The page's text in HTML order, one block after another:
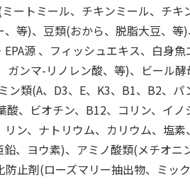
師開発 ニオイ
る砂専用 猫ト
デオトイレ 飛び散
らない消臭・抗菌サ
無
ム
ートミール、チキンミール、チキ
、等)、豆類(おから、脱脂大豆、等
EPA源 、フィッシュエキス、白身
ガンマ-リノレン酸、等)、ビール
ン類(A、D3、E、K3、B1、B2、パ
酸、ビオチン、B12、コリン、イ
リン、ナトリウム、カリウム、塩
鉛、ヨウ素)、アミノ酸類(メチオニ
防止剤(ローズマリー抽出物、ミッ